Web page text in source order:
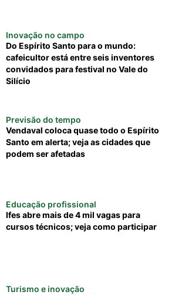
Inovação no campo
Do Espírito Santo para o mundo:
cafeicultor está entre seis inventores
convidados para festival no Vale do
Silício
Previsão do tempo
Vendaval coloca quase todo o Espírito
Santo em alerta; veja as cidades que
podem ser afetadas
Educação profissional
Ifes abre mais de 4 mil vagas para
cursos técnicos; veja como participar
Turismo e inovação